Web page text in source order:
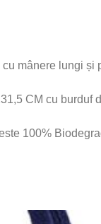
mânere lungi și
CM cu burduf
100%